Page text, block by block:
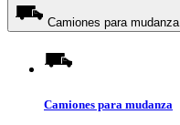
Camiones para mudanza
Camiones para mudanza